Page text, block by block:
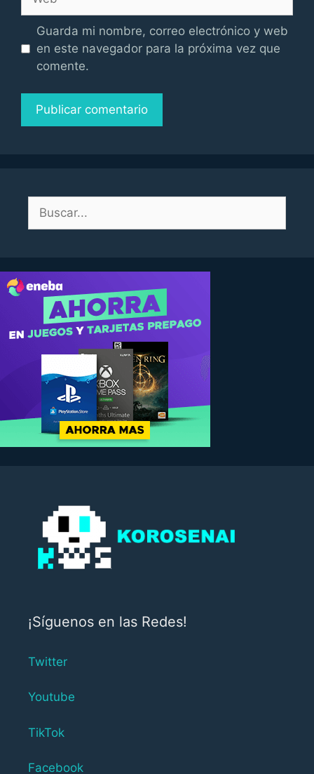
Guarda mi nombre, correo electrónico y web
en este navegador para la próxima vez que
comente.
¡Síguenos en las Redes!
Twitter
Youtube
TikTok
Facebook